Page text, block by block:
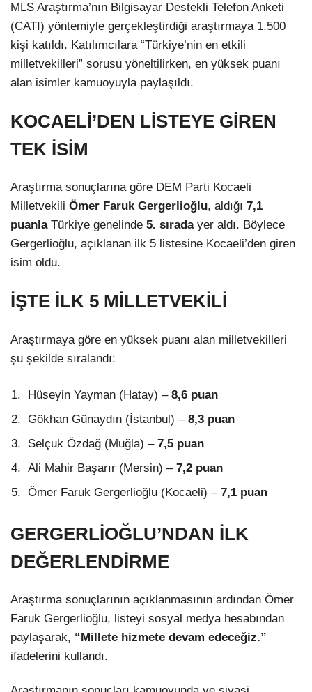
MLS Araştırma’nın Bilgisayar Destekli Telefon Anketi
(CATI) yöntemiyle gerçekleştirdiği araştırmaya 1.500
kişi katıldı. Katılımcılara “Türkiye’nin en etkili
milletvekilleri” sorusu yöneltilirken, en yüksek puanı
alan isimler kamuoyuyla paylaşıldı.
KOCAELİ’DEN LİSTEYE GİREN
TEK İSİM
Araştırma sonuçlarına göre DEM Parti Kocaeli
Milletvekili Ömer Faruk Gergerlioğlu, aldığı 7,1
puanlaTürkiye genelinde 5. sıradayer aldı. Böylece
Gergerlioğlu, açıklanan ilk 5 listesine Kocaeli’den giren
isim oldu.
İŞTE İLK 5 MİLLETVEKİLİ
Araştırmaya göre en yüksek puanı alan milletvekilleri
şu şekilde sıralandı:
Hüseyin Yayman (Hatay) – 8,6 puan
Gökhan Günaydın (İstanbul) – 8,3 puan
Selçuk Özdağ (Muğla) – 7,5 puan
Ali Mahir Başarır (Mersin) – 7,2 puan
Ömer Faruk Gergerlioğlu (Kocaeli) – 7,1 puan
GERGERLİOĞLU’NDAN İLK
DEĞERLENDİRME
Araştırma sonuçlarının açıklanmasının ardından Ömer
Faruk Gergerlioğlu, listeyi sosyal medya hesabından
paylaşarak, “Millete hizmete devam edeceğiz.”
ifadelerini kullandı.